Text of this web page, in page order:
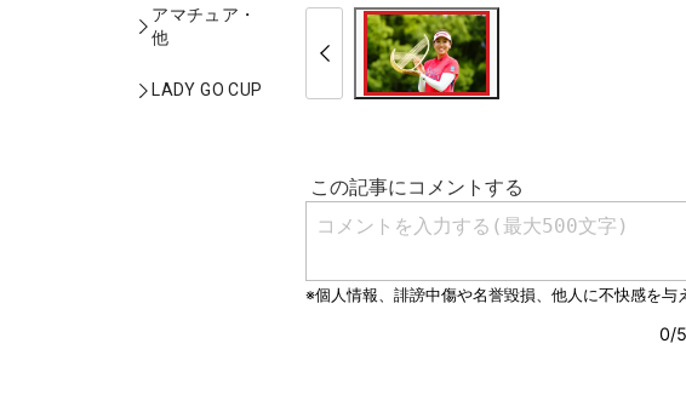
アマチュア・
他
LADY GO CUP